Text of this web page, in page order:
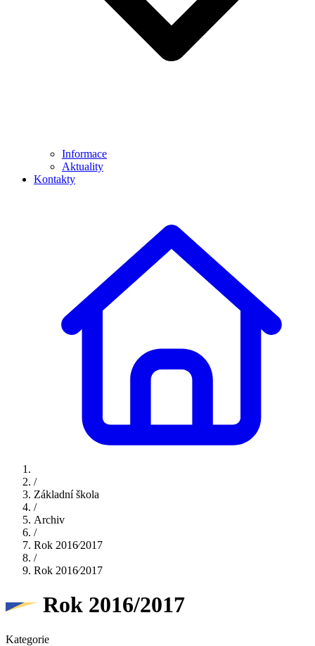
Informace
Aktuality
Kontakty
/
Základní škola
/
Archiv
/
Rok 2016⁄2017
/
Rok 2016⁄2017
Rok 2016/2017
Kategorie